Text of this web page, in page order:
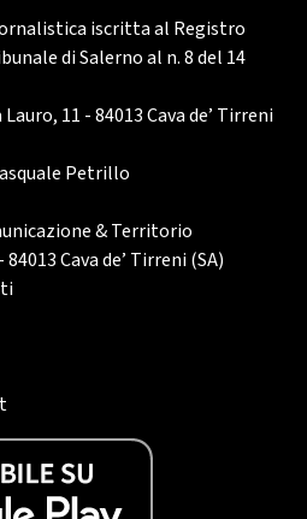
iscritta al Registro
di Salerno al n. 8 del 14
11 - 84013 Cava de’ Tirreni
Petrillo
& Territorio
Cava de’ Tirreni (SA)